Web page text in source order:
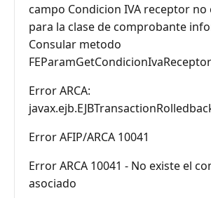
campo Condicion IVA receptor no
para la clase de comprobante
Consular metodo
FEParamGetCondicionIvaReceptor
Error ARCA:
Error AFIP/ARCA 10041
Error ARCA 10041 - No existe el
asociado